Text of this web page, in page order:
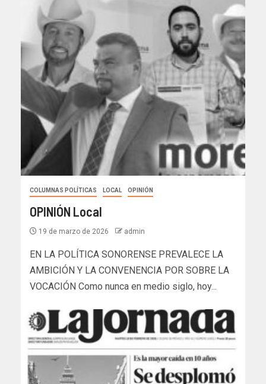
COLUMNAS POLÍTICAS LOCAL OPINIÓN
OPINIÓN Local
19 de marzo de 2026 admin
EN LA POLÍTICA SONORENSE PREVALECE LA
AMBICIÓN Y LA CONVENENCIA POR SOBRE LA
VOCACIÓN Como nunca en medio siglo, hoy...